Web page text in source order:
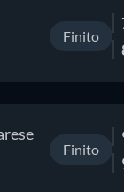
Finito
Finito